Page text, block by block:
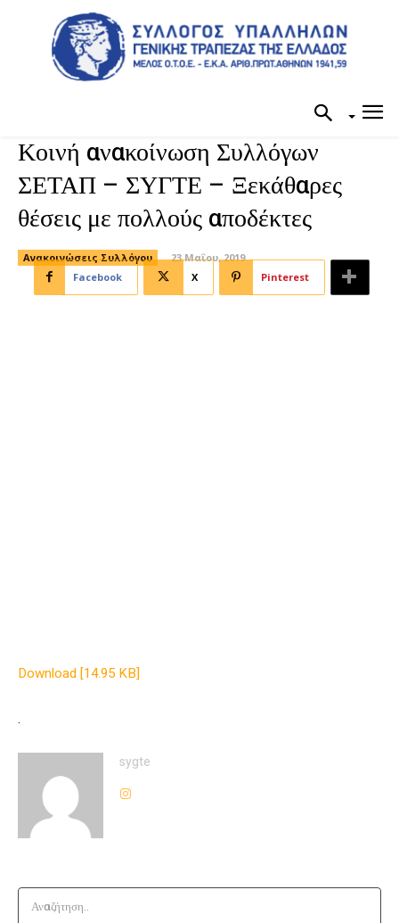
Κοινή ανακοίνωση Συλλόγων
ΣΕΤΑΠ – ΣΥΓΤΕ – Ξεκάθαρες
θέσεις με πολλούς αποδέκτες
Ανακοινώσεις Συλλόγου
23 Μαΐου, 2019
Facebook
X Pinterest
Download [14.95 KB]
.
sygte
Αναζήτηση..